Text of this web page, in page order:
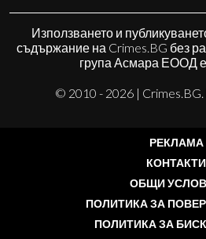
Използването и
съдържание на Crimes.BG без
група Асмара ЕООД
© 2010 - 2026 |
РЕКЛАМА
КОНТАКТИ
ОБЩИ
ПОЛИТИКА ЗА
ПОЛИТИКА ЗА